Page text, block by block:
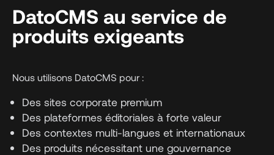
DatoCMS au service de
produits exigeants
Nous utilisons DatoCMS pour :
Des sites corporate premium
Des plateformes éditoriales à forte valeur
Des contextes multi-langues et internationaux
Des produits nécessitant une gouvernance